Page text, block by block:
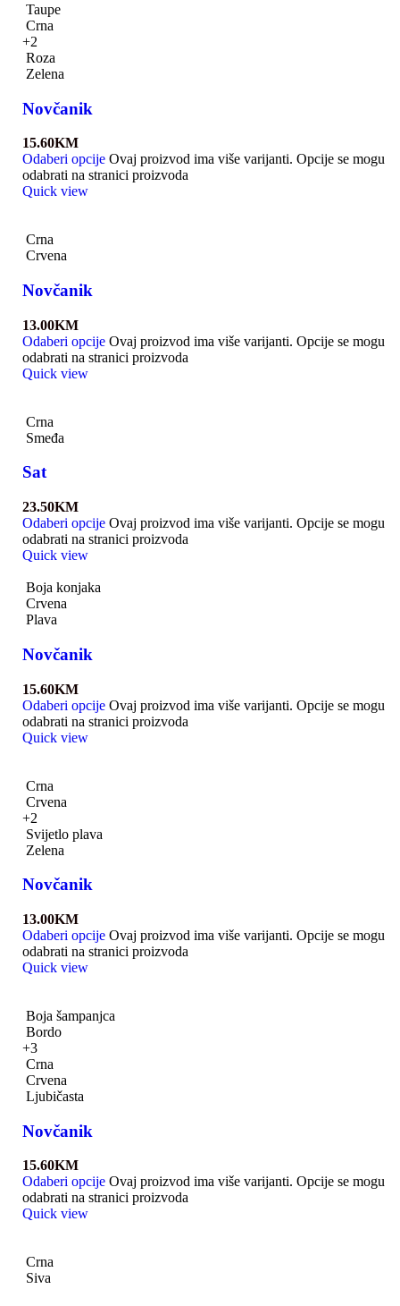
Taupe
Crna
+2
Roza
Zelena
Novčanik
15.60KM
Odaberi opcije Ovaj proizvod ima više varijanti. Opcije se mogu
odabrati na stranici proizvoda
Quick view
Crna
Crvena
Novčanik
13.00KM
Odaberi opcije Ovaj proizvod ima više varijanti. Opcije se mogu
odabrati na stranici proizvoda
Quick view
Crna
Smeđa
Sat
23.50KM
Odaberi opcije Ovaj proizvod ima više varijanti. Opcije se mogu
odabrati na stranici proizvoda
Quick view
Boja konjaka
Crvena
Plava
Novčanik
15.60KM
Odaberi opcije Ovaj proizvod ima više varijanti. Opcije se mogu
odabrati na stranici proizvoda
Quick view
Crna
Crvena
+2
Svijetlo plava
Zelena
Novčanik
13.00KM
Odaberi opcije Ovaj proizvod ima više varijanti. Opcije se mogu
odabrati na stranici proizvoda
Quick view
Boja šampanjca
Bordo
+3
Crna
Crvena
Ljubičasta
Novčanik
15.60KM
Odaberi opcije Ovaj proizvod ima više varijanti. Opcije se mogu
odabrati na stranici proizvoda
Quick view
Crna
Siva